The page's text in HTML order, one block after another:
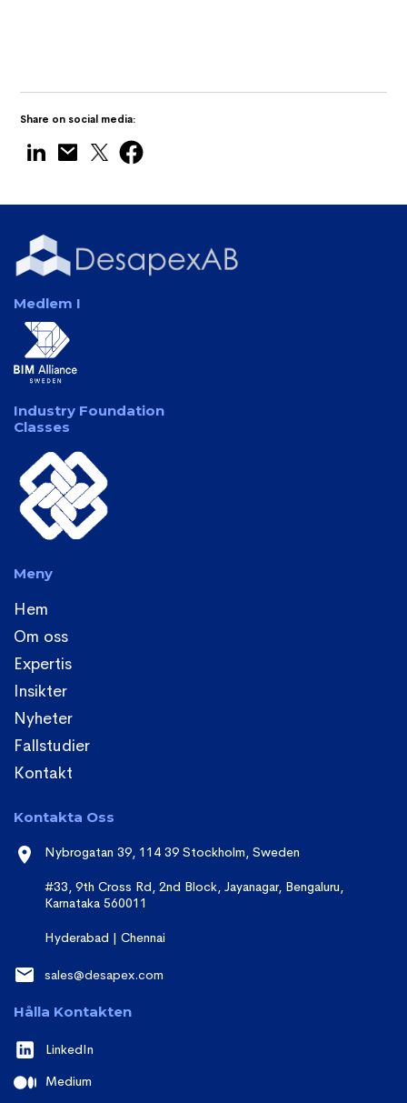
Share on social media:
Medlem I
Industry Foundation
Classes
Meny
Hem
Om oss
Expertis
Insikter
Nyheter
Fallstudier
Kontakt
Kontakta Oss
Nybrogatan 39, 114 39 Stockholm, Sweden
#33, 9th Cross Rd, 2nd Block, Jayanagar, Bengaluru,
Karnataka 560011
Hyderabad | Chennai
sales@desapex.com
Hålla Kontakten
LinkedIn
Medium